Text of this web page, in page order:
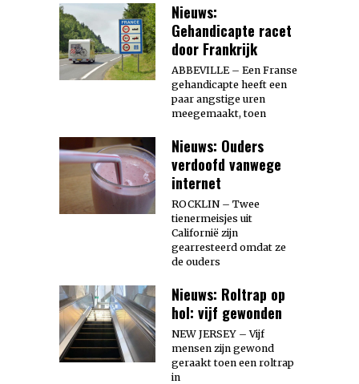
Nieuws:
Gehandicapte racet
door Frankrijk
ABBEVILLE – Een Franse
gehandicapte heeft een
paar angstige uren
meegemaakt, toen
Nieuws: Ouders
verdoofd vanwege
internet
ROCKLIN – Twee
tienermeisjes uit
Californië zijn
gearresteerd omdat ze
de ouders
Nieuws: Roltrap op
hol: vijf gewonden
NEW JERSEY – Vijf
mensen zijn gewond
geraakt toen een roltrap
in